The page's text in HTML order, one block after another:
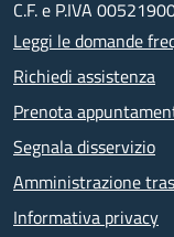
C.F. e P.IVA
Leggi le domande
Richiedi assistenza
Prenota
Segnala disservizio
Amministrazione
Informativa privacy